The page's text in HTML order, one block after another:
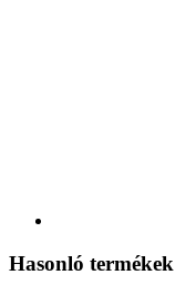
Hasonló termékek